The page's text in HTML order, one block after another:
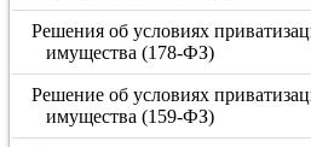
Решения об условиях
имущества (178-ФЗ)
Решение об условиях
имущества (159-ФЗ)